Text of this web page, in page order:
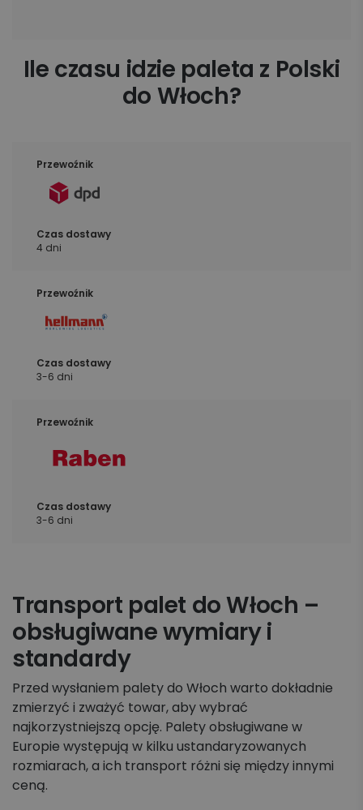
Ile czasu idzie paleta z Polski
do Włoch?
4 dni
3-6 dni
3-6 dni
Transport palet do Włoch –
obsługiwane wymiary i
standardy
Przed wysłaniem palety do Włoch warto dokładnie
zmierzyć i zważyć towar, aby wybrać
najkorzystniejszą opcję. Palety obsługiwane w
Europie występują w kilku ustandaryzowanych
rozmiarach, a ich transport różni się między innymi
ceną.